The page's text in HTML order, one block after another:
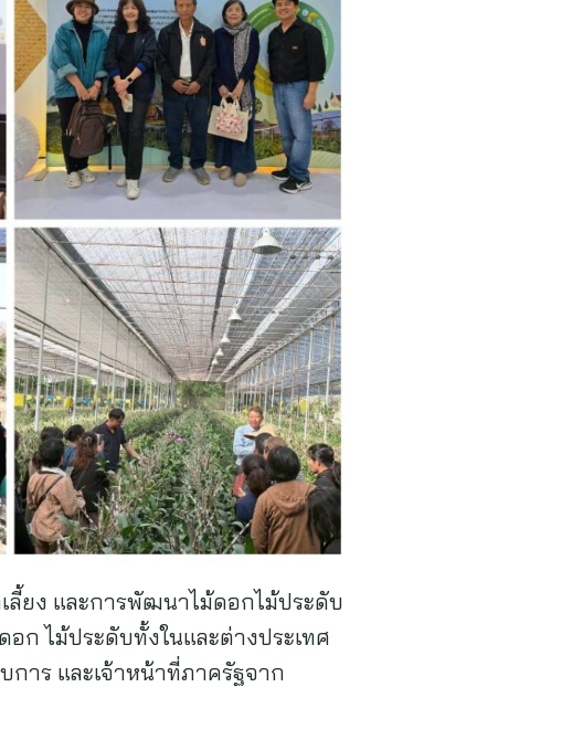
ยง และการพัฒนาไม้ดอกไม้ประดับ
ก ไม้ประดับทั้งในและต่างประเทศ
การ และเจ้าหน้าที่ภาครัฐจาก